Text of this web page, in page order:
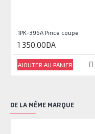
1PK-396A Pince coupe
1 350,00DA
AJOUTER AU PANIER
DE LA MÊME MARQUE